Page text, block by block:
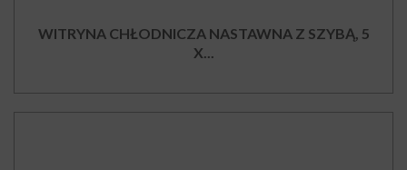
WITRYNA CHŁODNICZA NASTAWNA Z SZYBĄ, 5
X...